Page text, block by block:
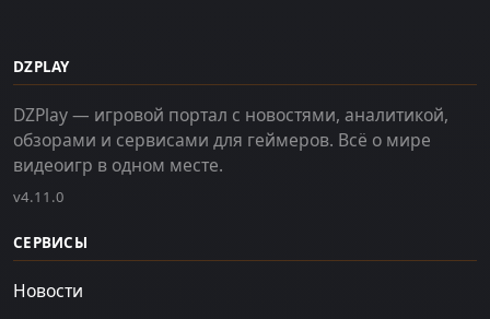
DZPLAY
DZPlay — игровой портал с новостями, аналитикой,
обзорами и сервисами для геймеров. Всё о мире
видеоигр в одном месте.
v4.11.0
СЕРВИСЫ
Новости